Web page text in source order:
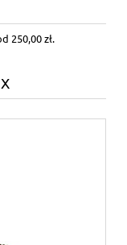
250,00 zł.